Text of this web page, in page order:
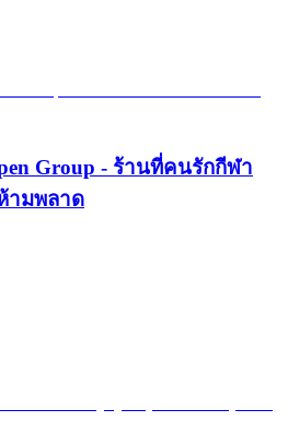
Group - ร้านที่คนรักกีฬา
ามพลาด